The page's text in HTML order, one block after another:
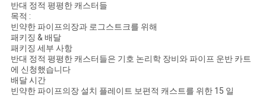
반대 정적 평평한 캐스터들
목적 :
빈약한 파이프의장과 로그스트크를 위해
패키징 & 배달
패키징 세부 사항
반대 정적 평평한 캐스터들은 기호 논리학 장비와 파이프 운반 카트
에 신청했습니다
배달 시간
빈약한 파이프의장 설치 플레이트 보편적 캐스트를 위한 15 일